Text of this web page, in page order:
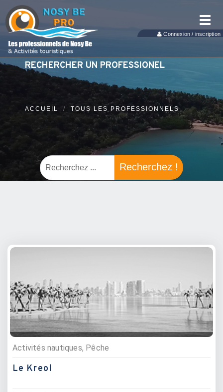
Connexion / inscription
RECHERCHER UN PROFESSIONEL
ACCUEIL TOUS LES PROFESSIONNELS
Recherchez !
Activités nautiques, Pêche
Le Kreol